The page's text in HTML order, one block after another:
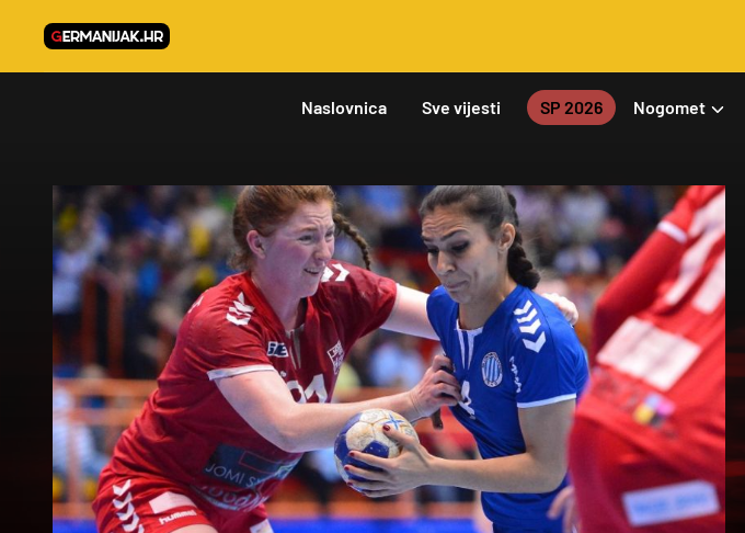
Naslovnica Sve vijesti SP 2026 Nogomet